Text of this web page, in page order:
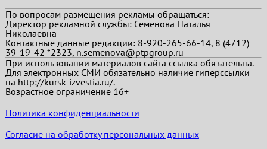
По вопросам размещения рекламы обращаться:
Директор рекламной службы: Семенова Наталья
Николаевна
Контактные данные редакции: 8-920-265-66-14, 8 (4712)
39-19-42 *2323, n.semenova@ptpgroup.ru
При использовании материалов сайта ссылка обязательна.
Для электронных СМИ обязательно наличие гиперссылки
на http://kursk-izvestia.ru/.
Возрастное ограничение 16+
Политика конфиденциальности
Согласие на обработку персональных данных